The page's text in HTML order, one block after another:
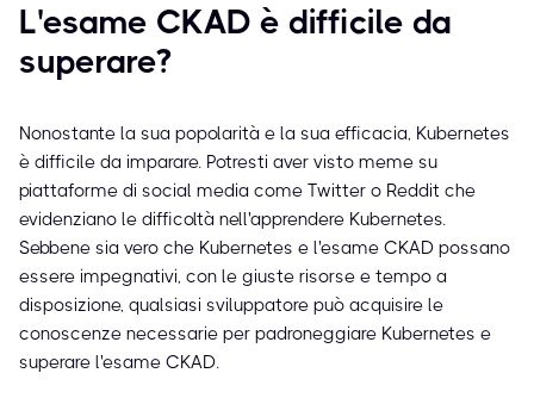
L'esame CKAD è difficile da
superare?
Nonostante la sua popolarità e la sua efficacia, Kubernetes
è difficile da imparare. Potresti aver visto meme su
piattaforme di social media come Twitter o Reddit che
evidenziano le difficoltà nell'apprendere Kubernetes.
Sebbene sia vero che Kubernetes e l'esame CKAD possano
essere impegnativi, con le giuste risorse e tempo a
disposizione, qualsiasi sviluppatore può acquisire le
conoscenze necessarie per padroneggiare Kubernetes e
superare l'esame CKAD.